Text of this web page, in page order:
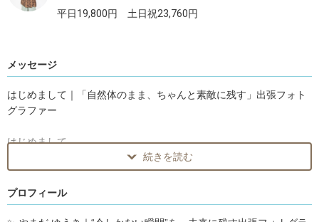
平日19,800円 土日祝23,760円
メッセージ
はじめまして｜「自然体のまま、ちゃんと素敵に残す」出張フォト
グラファー
はじめまして。
出張撮影フォトグラファーの やまだゆうき です。
「写真を撮られるのが苦手…」
「笑顔が不自然になってしまう…」
「どう写ればいいか分からない…」
続きを読む
プロフィール